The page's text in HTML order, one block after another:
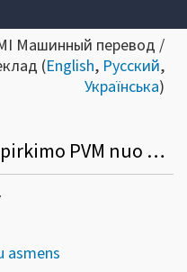
Машинный перевод /
(English, Русский,
Українська)
Ar gali būti atskaitomas pirkimo PVM nuo PVM mokėtojo savo reikmėms naudoto lengvojo automobilio, kuris vėliau buvo patiektas į kitą valstybę narę (arba eksportuoto)?
asmens